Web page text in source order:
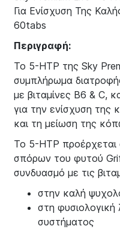
Για Ενίσχυση Της
60tabs
Περιγραφή:
Το 5-ΗΤΡ της Sky
συμπλήρωμα
με βιταμίνες Β6 & C,
για την ενίσχυση της
και τη μείωση της
Το 5-HTP
σπόρων του φυτού
συνδυασμό με τις
στην καλή
στη φυσιολογική
συστήματος